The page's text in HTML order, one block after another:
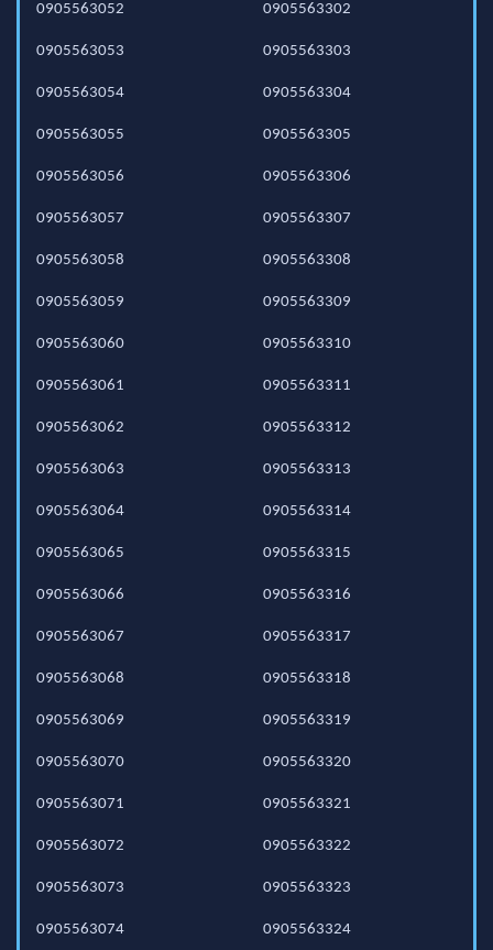
0905563052
0905563053
0905563054
0905563055
0905563056
0905563057
0905563058
0905563059
0905563060
0905563061
0905563062
0905563063
0905563064
0905563065
0905563066
0905563067
0905563068
0905563069
0905563070
0905563071
0905563072
0905563073
0905563074
0905563302
0905563303
0905563304
0905563305
0905563306
0905563307
0905563308
0905563309
0905563310
0905563311
0905563312
0905563313
0905563314
0905563315
0905563316
0905563317
0905563318
0905563319
0905563320
0905563321
0905563322
0905563323
0905563324